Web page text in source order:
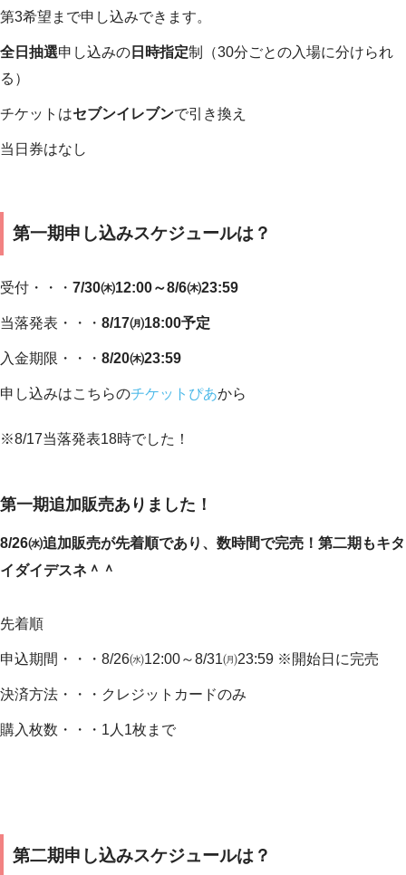
第3希望まで申し込みできます。
全日抽選申し込みの 日時指定制（30分ごとの入場に分けられ
る）
チケットはセブンイレブンで引き換え
当日券はなし
第一期申し込みスケジュールは？
受付・・・ 7/30㈭12:00～8/6㈭23:59
当落発表・・・ 8/17㈪18:00予定
入金期限・・・ 8/20㈭23:59
申し込みはこちらのチケットぴあから
※8/17当落発表18時でした！
第一期追加販売ありました！
8/26㈬追加販売が先着順であり、数時間で完売！第二期もキタ
イダイデスネ＾＾
先着順
申込期間・・・8/26㈬12:00～8/31㈪23:59 ※開始日に完売
決済方法・・・クレジットカードのみ
購入枚数・・・1人1枚まで
第二期申し込みスケジュールは？